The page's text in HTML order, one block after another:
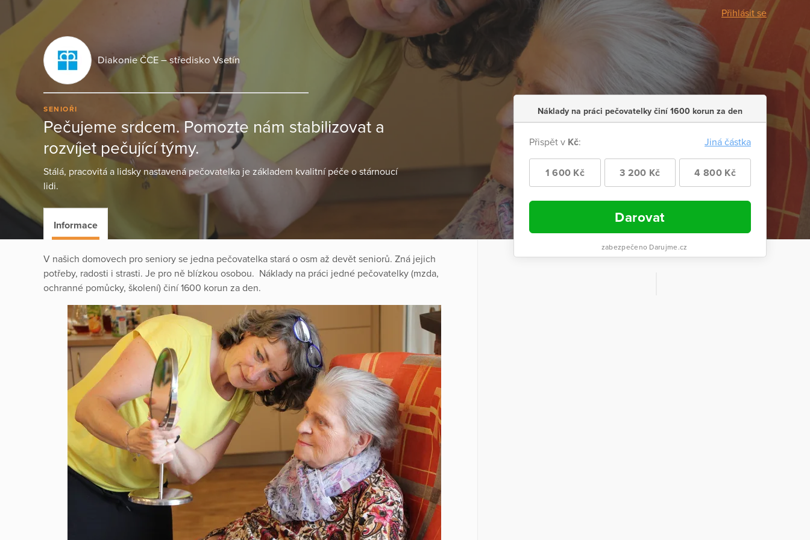
Přihlásit se
Diakonie ČCE – středisko Vsetín
SENIOŘI
Pečujeme srdcem. Pomozte nám stabilizovat a
rozvíjet pečující týmy.
Stálá, pracovitá a lidsky nastavená pečovatelka je základem kvalitní péče o stárnoucí
lidi.
Náklady na práci pečovatelky činí 1600 korun za den
Přispět v Kč: Jiná částka
1 600 Kč 3 200 Kč 4 800 Kč
Darovat
zabezpečeno Darujme.cz
Informace
V našich domovech pro seniory se jedna pečovatelka stará o osm až devět seniorů. Zná jejich
potřeby, radosti i strasti. Je pro ně blízkou osobou. Náklady na práci jedné pečovatelky (mzda,
ochranné pomůcky, školení) činí 1600 korun za den.